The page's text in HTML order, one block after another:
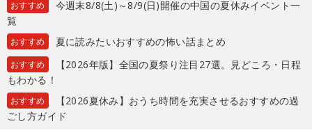
おすすめ
今週末8/8(土)～8/9(日)開催の中国の夏休みイベント一
覧
おすすめ 夏に読みたいおすすめの怖い話まとめ
おすすめ
【2026年版】全国の夏祭り注目27選。見どころ・日程
もわかる！
おすすめ
【2026夏休み】おうち時間を充実させるおすすめの過
ごし方ガイド